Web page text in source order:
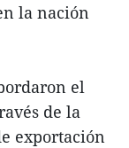
la nación
el
de la
exportación